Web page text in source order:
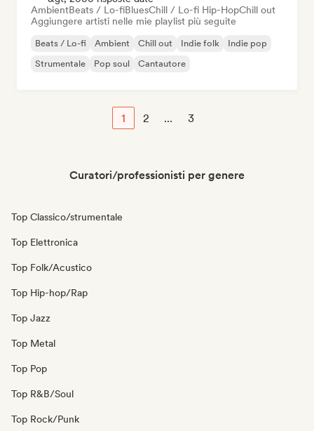
AmbientBeats / Lo-fiBluesChill / Lo-fi Hip-HopChill out
Aggiungere artisti nelle mie playlist più seguite
Beats / Lo-fi Ambient Chill out Indie folk
Indie pop
Strumentale
Pop soul Cantautore
1 2 ... 3
Curatori/professionisti per genere
Top Classico/strumentale
Top Elettronica
Top Folk/Acustico
Top Hip-hop/Rap
Top Jazz
Top Metal
Top Pop
Top R&B/Soul
Top Rock/Punk